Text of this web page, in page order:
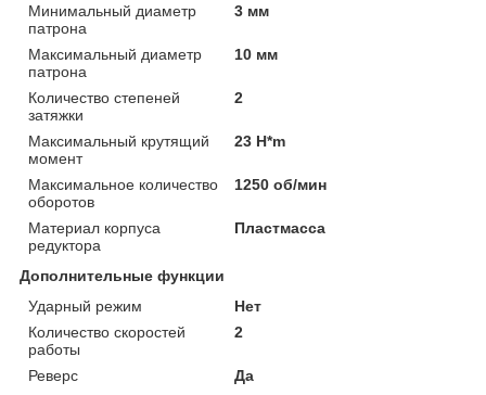
Минимальный диаметр
патрона
3 мм
Максимальный диаметр
патрона
10 мм
Количество степеней
затяжки
2
Максимальный крутящий
момент
23 H*m
Максимальное количество
оборотов
1250 об/мин
Материал корпуса
редуктора
Пластмасса
Дополнительные функции
Ударный режим
Нет
Количество скоростей
работы
2
Реверс
Да